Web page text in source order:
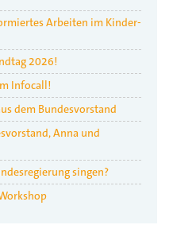
Arbeiten im Kinder-
2026!
Infocall!
dem Bundesvorstand
Anna und
singen?